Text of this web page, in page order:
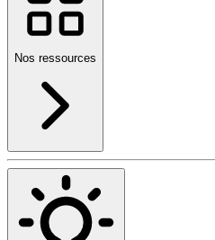
Nos ressources